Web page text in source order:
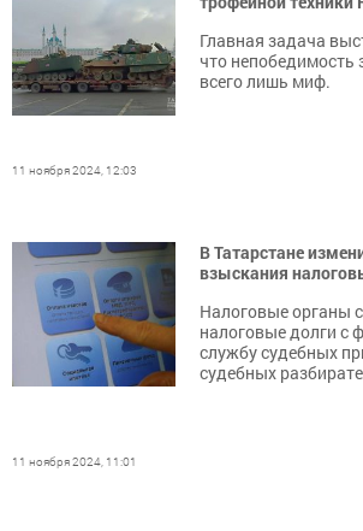
Главная задача
что
всего лишь миф.
11 ноября 2024, 12:03
В Татарстане
взыскания
Налоговые органы
налоговые долги с
службу судебных
судебных
11 ноября 2024, 11:01